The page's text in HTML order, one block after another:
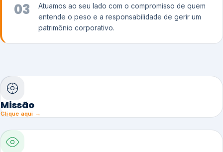
03
Atuamos ao seu lado com o compromisso de quem
entende o peso e a responsabilidade de gerir um
patrimônio corporativo.
Missão
Clique aqui →